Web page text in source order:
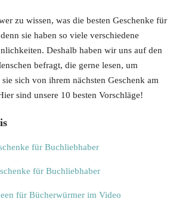
zu wissen, was die besten Geschenke für
sie haben so viele verschiedene
Deshalb haben wir uns auf den
befragt, die gerne lesen, um
sich von ihrem nächsten Geschenk am
sind unsere 10 besten Vorschläge!
für Buchliebhaber
für Buchliebhaber
für Bücherwürmer im Video